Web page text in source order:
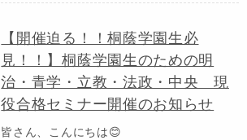
【開催迫る！！桐蔭学園生必
見！！】桐蔭学園生のための明
治・青学・立教・法政・中央 現
役合格セミナー開催のお知らせ
皆さん、こんにちは😊